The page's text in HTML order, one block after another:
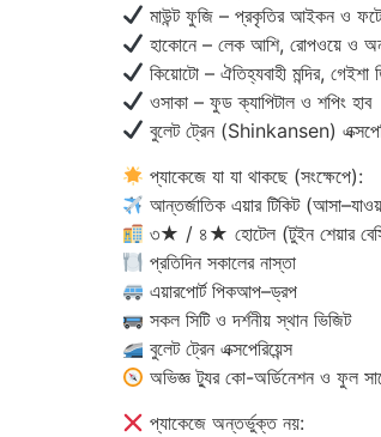
মাউন্ট ফুজি – প্রকৃতির আইকন ও
হাকোনে – লেক আশি, রোপওয়ে ও
কিয়োটো – ঐতিহ্যবাহী মন্দির, গেইশা
ওসাকা – ফুড ক্যাপিটাল ও শপিং হাব
বুলেট ট্রেন (Shinkansen)
প্যাকেজে যা যা থাকছে (সংক্ষেপে):
আন্তর্জাতিক এয়ার টিকিট
৩★ / ৪★ হোটেল (টুইন শেয়ার
প্রতিদিন সকালের নাস্তা
এয়ারপোর্ট পিকআপ–ড্রপ
সকল সিটি ও দর্শনীয় স্থান ভিজিট
বুলেট ট্রেন এক্সপেরিয়েন্স
অভিজ্ঞ ট্যুর কো-অর্ডিনেশন ও ফুল
প্যাকেজে অন্তর্ভুক্ত নয়: